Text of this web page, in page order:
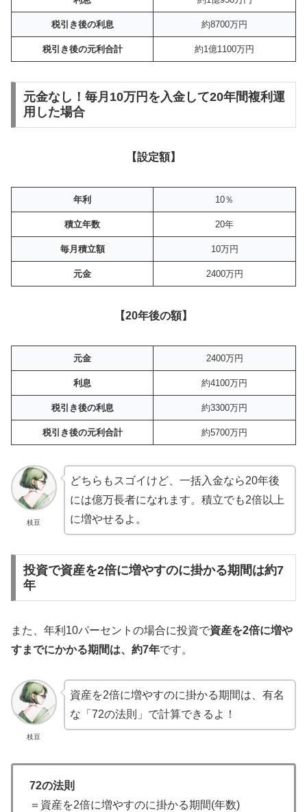
税引き後の利息 約8700万円
税引き後の元利合計 約1億1100万円
元金なし！毎月10万円を入金して20年間複利運
用した場合
【設定額】
年利 10％
積立年数 20年
毎月積立額 10万円
元金 2400万円
【20年後の額】
元金 2400万円
利息 約4100万円
税引き後の利息 約3300万円
税引き後の元利合計 約5700万円
枝豆
どちらもスゴイけど、一括入金なら20年後
には億万長者になれます。積立でも2倍以上
に増やせるよ。
投資で資産を2倍に増やすのに掛かる期間は約7
年
また、年利10パーセントの場合に投資で資産を2倍に増や
すまでにかかる期間は、約7年です。
枝豆
資産を2倍に増やすのに掛かる期間は、有名
な「72の法則」で計算できるよ！
72の法則
＝資産を2倍に増やすのに掛かる期間(年数)